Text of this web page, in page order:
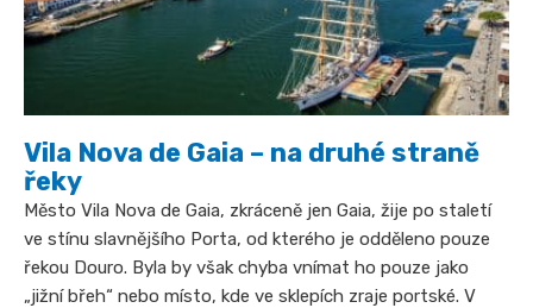
Vila Nova de Gaia – na druhé straně
řeky
Město Vila Nova de Gaia, zkráceně jen Gaia, žije po staletí
ve stínu slavnějšího Porta, od kterého je odděleno pouze
řekou Douro. Byla by však chyba vnímat ho pouze jako
„jižní břeh“ nebo místo, kde ve sklepích zraje portské. V